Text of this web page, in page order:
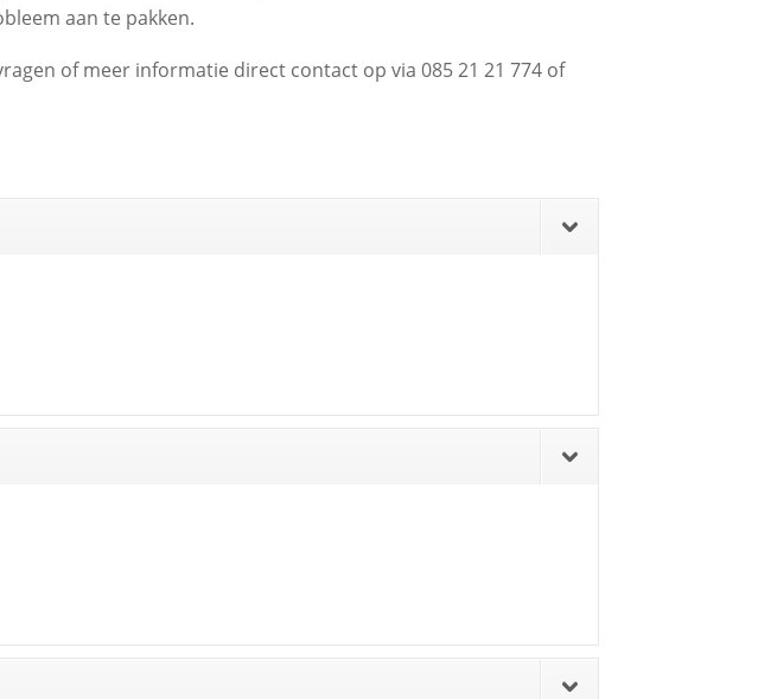
aan te pakken.
of meer informatie direct contact op via 085 21 21 774 of